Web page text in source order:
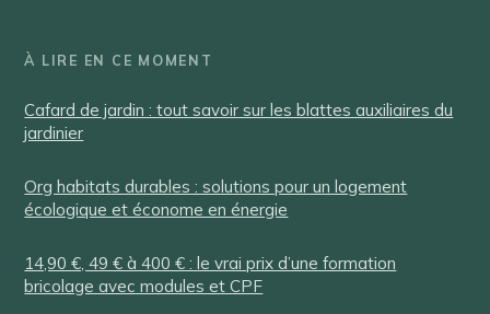
À LIRE EN CE MOMENT
Cafard de jardin : tout savoir sur les blattes auxiliaires du
jardinier
Org habitats durables : solutions pour un logement
écologique et économe en énergie
14,90 €, 49 € à 400 € : le vrai prix d’une formation
bricolage avec modules et CPF